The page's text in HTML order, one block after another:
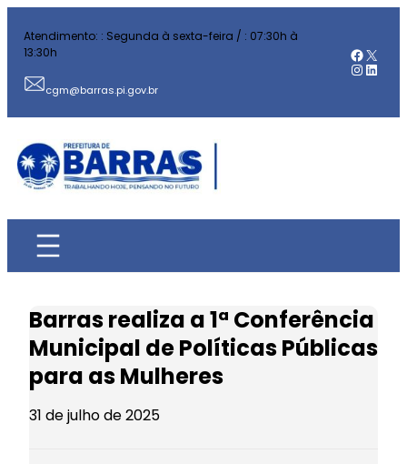
para
conteúdo
Atendimento: : Segunda à sexta-feira / : 07:30h à
13:30h
cgm@barras.pi.gov.br
X
Barras realiza a 1ª Conferência
Municipal de Políticas Públicas
para as Mulheres
31 de julho de 2025